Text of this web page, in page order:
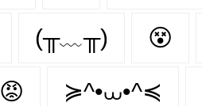
(╥﹏╥) 😵‍
😡 ≽^•⩊•^≼